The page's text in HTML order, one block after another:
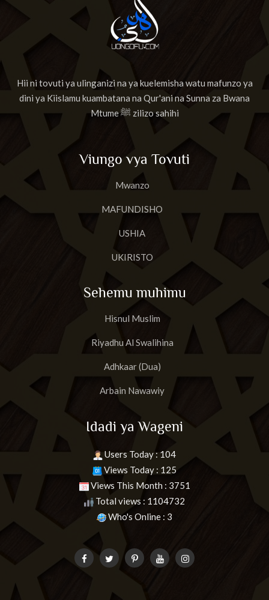
Hii ni tovuti ya ulinganizi na ya kuelemisha watu mafunzo ya
dini ya Kiislamu kuambatana na Qur'ani na Sunna za Bwana
Mtume ﷺ zilizo sahihi
Viungo vya Tovuti
Mwanzo
MAFUNDISHO
USHIA
UKIRISTO
Sehemu muhimu
Hisnul Muslim
Riyadhu Al Swalihina
Adhkaar (Dua)
Arbain Nawawiy
Idadi ya Wageni
Users Today : 104
Views Today : 125
Views This Month : 3751
Total views : 1104732
Who's Online : 3